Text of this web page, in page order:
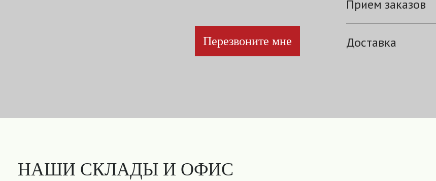
Перезвоните мне
Прием заказов
Доставка
НАШИ СКЛАДЫ И ОФИС